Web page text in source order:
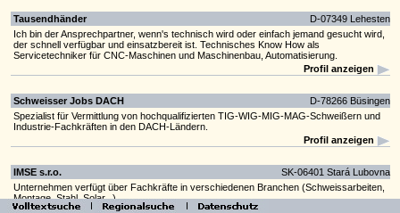
Tausendhänder
D-07349 Lehesten
Ich bin der Ansprechpartner, wenn's technisch wird oder einfach jemand gesucht wird,
der schnell verfügbar und einsatzbereit ist. Technisches Know How als
Servicetechniker für CNC-Maschinen und Maschinenbau, Automatisierung.
Profil anzeigen
Schweisser Jobs DACH
D-78266 Büsingen
Spezialist für Vermittlung von hochqualifizierten TIG-WIG-MIG-MAG-Schweißern und
Industrie-Fachkräften in den DACH-Ländern.
Profil anzeigen
IMSE s.r.o.
SK-06401 Stará Lubovna
Unternehmen verfügt über Fachkräfte in verschiedenen Branchen (Schweissarbeiten,
Montage, Stahl, Solar...)